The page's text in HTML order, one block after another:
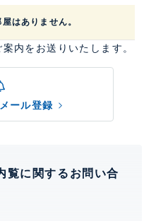
はありません。
内をお送りいたします。
ール登録
覧に関するお問い合